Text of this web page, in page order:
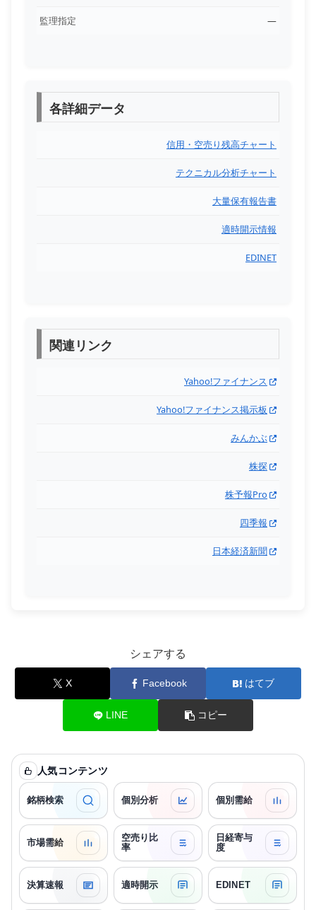
監理指定 ―
各詳細データ
信用・空売り残高チャート
テクニカル分析チャート
大量保有報告書
適時開示情報
EDINET
関連リンク
Yahoo!ファイナンス
Yahoo!ファイナンス掲示板
みんかぶ
株探
株予報Pro
四季報
日本経済新聞
シェアする
X Facebook はてブ
LINE コピー
人気コンテンツ
銘柄検索 個別分析 個別需給
市場需給
空売り比
率
日経寄与
度
決算速報 適時開示 EDINET